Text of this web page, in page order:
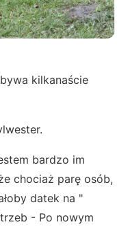
kilkanaście
bardzo im
chociaż parę osób,
datek na "
- Po nowym